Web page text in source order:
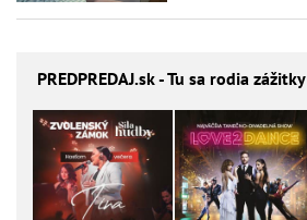
PREDPREDAJ.sk - Tu sa rodia zážitky